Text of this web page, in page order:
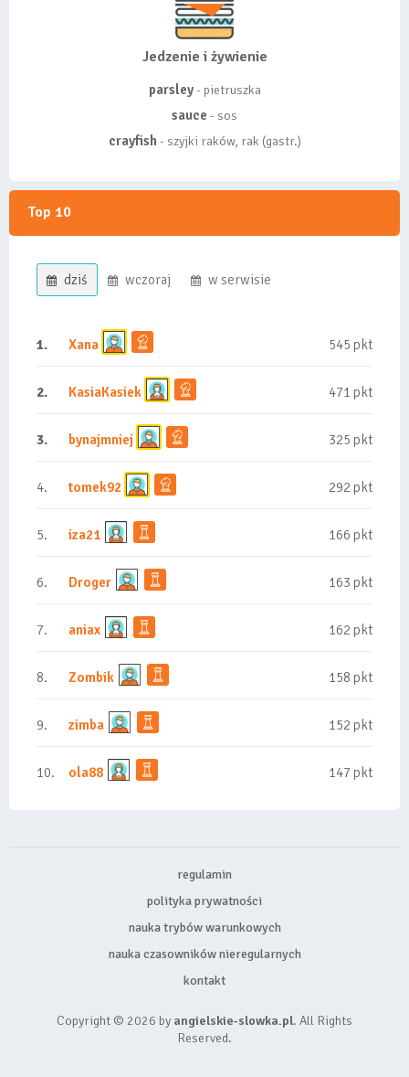
Jedzenie i żywienie
parsley- pietruszka
sauce - sos
crayfish- szyjki raków, rak (gastr.)
Top 10
dziś wczoraj w serwisie
1. Xana 545 pkt
2. KasiaKasiek 471 pkt
3. bynajmniej 325 pkt
4. tomek92 292 pkt
5. iza21 166 pkt
6. Droger 163 pkt
7. aniax 162 pkt
8. Zombik 158 pkt
9. zimba 152 pkt
10. ola88 147 pkt
regulamin
polityka prywatności
nauka trybów warunkowych
nauka czasowników nieregularnych
kontakt
Copyright © 2026 by angielskie-slowka.pl. All Rights
Reserved.